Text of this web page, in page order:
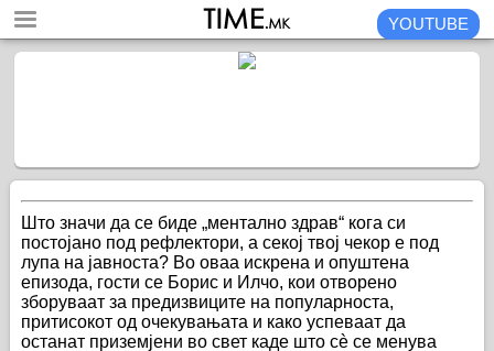
YOUTUBE
Што значи да се биде „ментално здрав“ кога си
постојано под рефлектори, а секој твој чекор е под
лупа на јавноста? Во оваа искрена и опуштена
епизода, гости се Борис и Илчо, кои отворено
зборуваат за предизвиците на популарноста,
притисокот од очекувањата и како успеваат да
останат приземјени во свет каде што сè се менува